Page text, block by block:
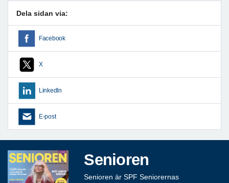
Dela sidan via:
Facebook
X
LinkedIn
E-post
Senioren
Senioren är SPF Seniorernas